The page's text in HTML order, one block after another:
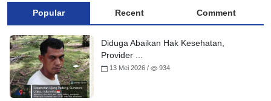
Popular Recent Comment
Diduga Abaikan Hak Kesehatan,
Provider ...
13 Mei 2026 / 934